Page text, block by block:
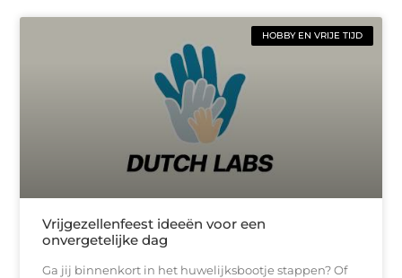
HOBBY EN VRIJE TIJD
Vrijgezellenfeest ideeën voor een
onvergetelijke dag
Ga jij binnenkort in het huwelijksbootje stappen? Of